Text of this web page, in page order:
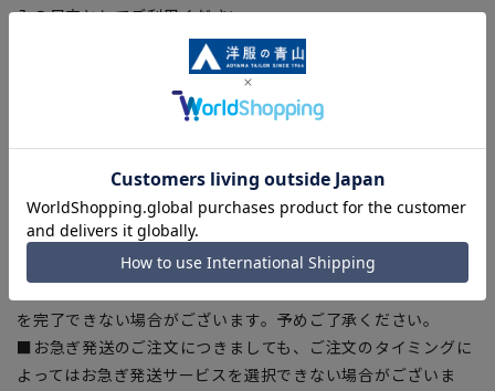
入の目安としてご利用ください。
■生地や仕様・デザインにより、着用感や実際のサイズ表に若
干の誤差が生じる場合がございます。予めご了承ください。
■サイズスペックは仕上がりサイズを記載しております。一
部、商品現物におすすめサイズ(ヌードサイズ)を記載している
商品もございます。
■ブラウザやお使いのモニター環境、また撮影時の室内外の光
加減により、実際の商品と掲載画像の色味が異なる場合がござ
います。
■店舗や各モールサイトと商品在庫を共有しております関係
を完了できない場合がございます。予めご了承ください。
■お急ぎ発送のご注文につきましても、ご注文のタイミングに
よってはお急ぎ発送サービスを選択できない場合がございま